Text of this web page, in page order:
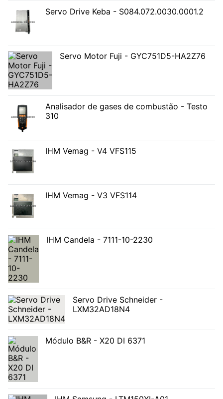
Servo Drive Keba - S084.072.0030.0001.2
Servo Motor Fuji - GYC751D5-HA2Z76
Analisador de gases de combustão - Testo
310
IHM Vemag - V4 VFS115
IHM Vemag - V3 VFS114
IHM Candela - 7111-10-2230
Servo Drive Schneider -
LXM32AD18N4
Módulo B&R - X20 DI 6371